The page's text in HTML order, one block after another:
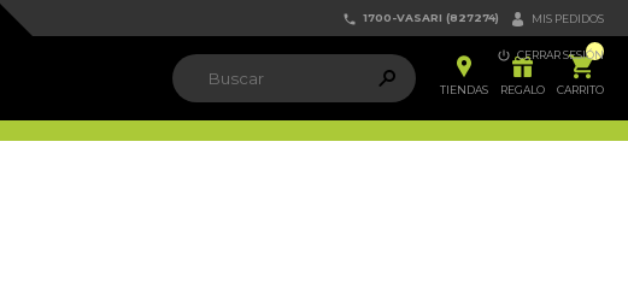
 1700-VASARI (827274)  MIS PEDIDOS
 CERRAR SESIÓN
 
TIENDAS

REGALO
ຐ
CARRITO